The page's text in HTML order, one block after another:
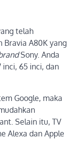
telah
Bravia A80K yang
Sony. Anda
inci, 65 inci, dan
Google, maka
Selain itu, TV
Alexa dan Apple